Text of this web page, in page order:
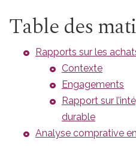
Table des
Rapports sur les
Contexte
Engagements
Rapport sur
durable
Analyse comprative